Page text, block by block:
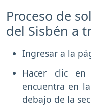
Proceso de
del Sisbén a
Ingresar a la
Hacer clic en
encuentra en
debajo de la